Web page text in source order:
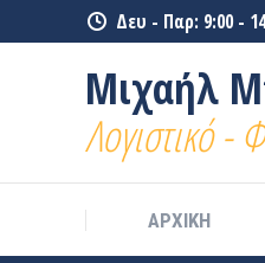
Δευ - Παρ: 9:00 -
Μιχαήλ
Λογιστικό -
ΑΡΧΙΚΗ
ΑΡΧΙΚΗ